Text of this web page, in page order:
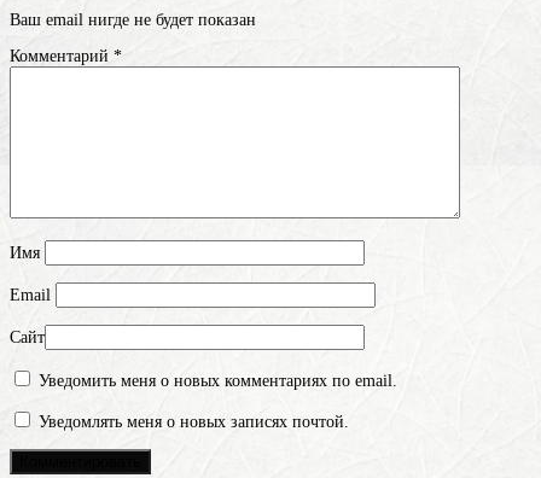
Ваш email нигде не будет показан
Комментарий *
Имя
Email
Сайт
Уведомить меня о новых комментариях по email.
Уведомлять меня о новых записях почтой.